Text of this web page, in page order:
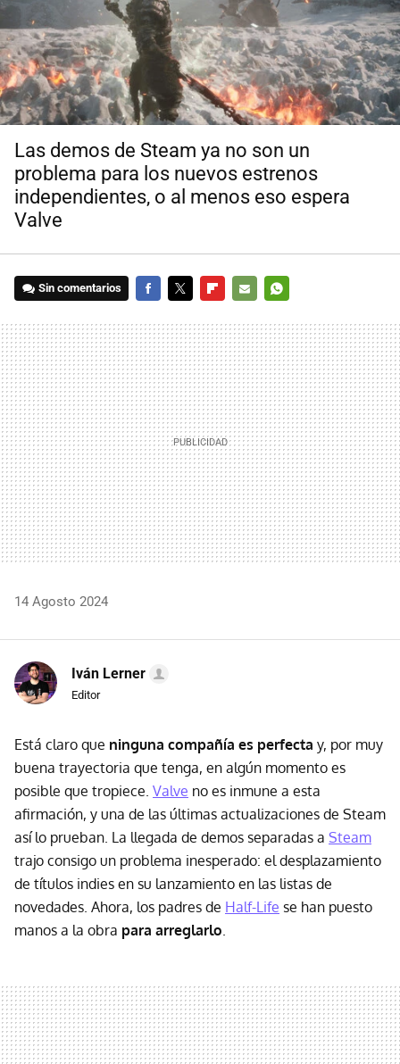
Las demos de Steam ya no son un
problema para los nuevos estrenos
independientes, o al menos eso espera
Valve
Sin comentarios
MAIL
14 Agosto 2024
Iván Lerner
Editor
Está claro que ninguna compañía es perfecta y, por muy
buena trayectoria que tenga, en algún momento es
posible que tropiece. Valve no es inmune a esta
afirmación, y una de las últimas actualizaciones de Steam
así lo prueban. La llegada de demos separadas a Steam
trajo consigo un problema inesperado: el desplazamiento
de títulos indies en su lanzamiento en las listas de
novedades. Ahora, los padres de Half-Life se han puesto
manos a la obra para arreglarlo.